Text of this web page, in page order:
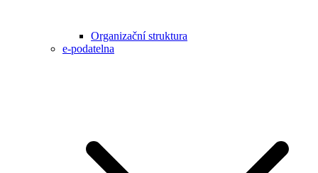
Organizační struktura
e-podatelna